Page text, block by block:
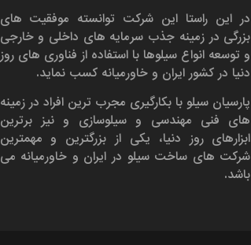
در این راستا این شرکت توانسته موفقیت های
بزرگی در زمینه جذب سرمایه های داخلی و خارجی
و توسعه انواع سیلوها با استفاده از فناوری های روز
دنیا در کشور ایران و خاورمیانه کسب نماید.
پارسیان سیلو با بکارگیری مجرب ترین افراد در زمینه
های فنی مهندسی و سیلوسازی و نیز برترین
ابزارهای روز دنیا، یکی از بزرگترین و مهمترین
شرکت های ساخت سیلو در ایران و خاورمیانه می
باشد.